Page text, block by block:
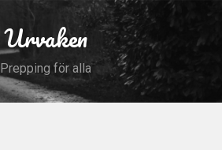
Urvaken
Prepping för alla